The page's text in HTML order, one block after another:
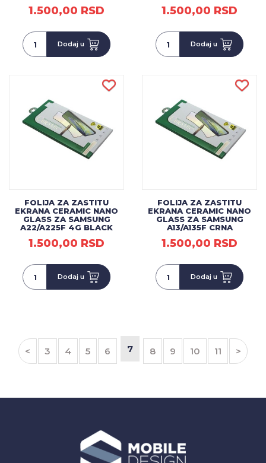
1.500,00 RSD
Dodaj u
1.500,00 RSD
Dodaj u
FOLIJA ZA ZASTITU
EKRANA CERAMIC NANO
GLASS ZA SAMSUNG
A22/A225F 4G BLACK
1.500,00 RSD
Dodaj u
FOLIJA ZA ZASTITU
EKRANA CERAMIC NANO
GLASS ZA SAMSUNG
A13/A135F CRNA
1.500,00 RSD
Dodaj u
< 3 4 5 6 7 8 9 10 11 >